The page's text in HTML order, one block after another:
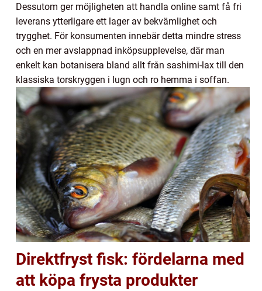
Dessutom ger möjligheten att handla online samt få fri
leverans ytterligare ett lager av bekvämlighet och
trygghet. För konsumenten innebär detta mindre stress
och en mer avslappnad inköpsupplevelse, där man
enkelt kan botanisera bland allt från sashimi-lax till den
klassiska torskryggen i lugn och ro hemma i soffan.
Direktfryst fisk: fördelarna med
att köpa frysta produkter